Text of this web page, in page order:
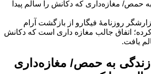
حمص/ مغازه‌داری که دکانش را سالم پیدا
روزنامۀ فیگارو از بازگشت آرام
اتفاق جالب مغازه داری است که دکانش
یافت.
به حمص/ مغازه‌داری